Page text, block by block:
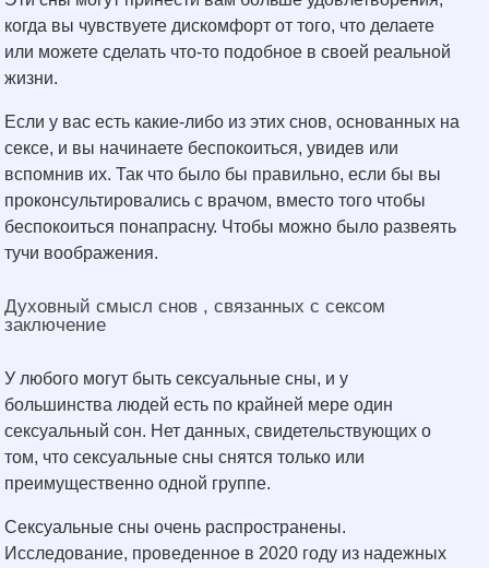
когда вы чувствуете дискомфорт от того, что делаете
или можете сделать что-то подобное в своей реальной
жизни.
Если у вас есть какие-либо из этих снов, основанных на
сексе, и вы начинаете беспокоиться, увидев или
вспомнив их. Так что было бы правильно, если бы вы
проконсультировались с врачом, вместо того чтобы
беспокоиться понапрасну. Чтобы можно было развеять
тучи воображения.
Духовный смысл снов , связанных с сексом
заключение
У любого могут быть сексуальные сны, и у
большинства людей есть по крайней мере один
сексуальный сон. Нет данных, свидетельствующих о
том, что сексуальные сны снятся только или
преимущественно одной группе.
Сексуальные сны очень распространены.
Исследование, проведенное в 2020 году из надежных